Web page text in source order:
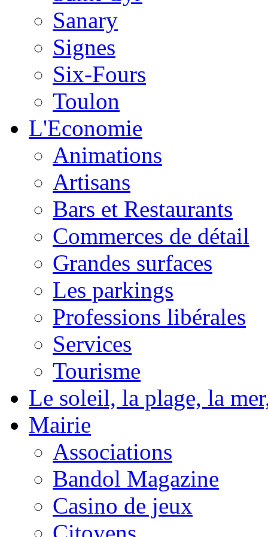
Sanary
Signes
Six-Fours
Toulon
L'Economie
Animations
Artisans
Bars et Restaurants
Commerces de détail
Grandes surfaces
Les parkings
Professions libérales
Services
Tourisme
Le soleil, la plage, la
Mairie
Associations
Bandol Magazine
Casino de jeux